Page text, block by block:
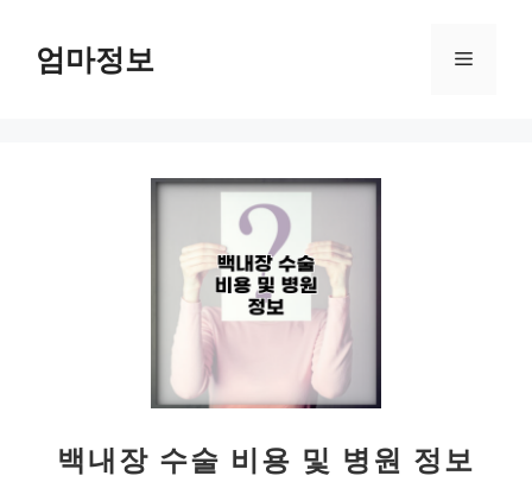
엄마정보 메
백내장 수술 비용 및 병원 정보